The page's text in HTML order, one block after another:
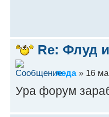
Re: Флуд
леда» 16
Ура форум